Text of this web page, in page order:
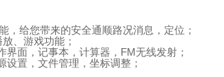
，给您带来的安全通顺路况消息，定位；
、游戏功能；
界面，记事本，计算器， FM无线发射；
置，文件管理，坐标调整；